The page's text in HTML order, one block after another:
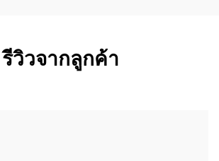
รีวิวจากลูกค้า